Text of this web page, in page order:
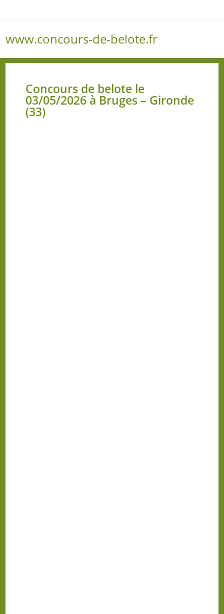
www.concours-de-belote.fr
Concours de belote le
03/05/2026 à Bruges – Gironde
(33)